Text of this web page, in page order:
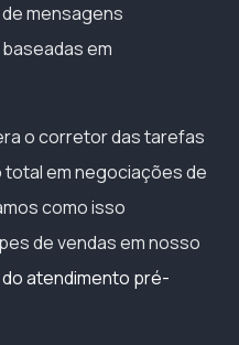
mensagens
em
o corretor das tarefas
em negociações de
como isso
de vendas em nosso
atendimento pré-